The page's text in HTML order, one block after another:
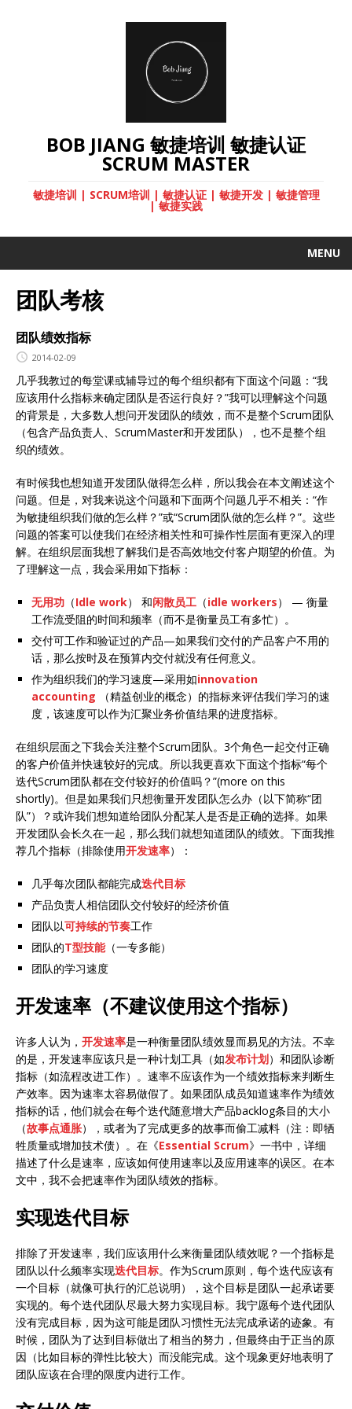
BOB JIANG 敏捷培训 敏捷认证
SCRUM MASTER
敏捷培训 | SCRUM培训 | 敏捷认证 | 敏捷开发 | 敏捷管理
| 敏捷实践
MENU
团队考核
团队绩效指标
2014-02-09
几乎我教过的每堂课或辅导过的每个组织都有下面这个问题：“我
应该用什么指标来确定团队是否运行良好？”我可以理解这个问题
的背景是，大多数人想问开发团队的绩效，而不是整个Scrum团队
（包含产品负责人、ScrumMaster和开发团队），也不是整个组
织的绩效。
有时候我也想知道开发团队做得怎么样，所以我会在本文阐述这个
问题。但是，对我来说这个问题和下面两个问题几乎不相关：“作
为敏捷组织我们做的怎么样？”或“Scrum团队做的怎么样？”。这些
问题的答案可以使我们在经济相关性和可操作性层面有更深入的理
解。在组织层面我想了解我们是否高效地交付客户期望的价值。为
了理解这一点，我会采用如下指标：
无用功 （Idle work） 和闲散员工 （idle workers） — 衡量
工作流受阻的时间和频率（而不是衡量员工有多忙）。
交付可工作和验证过的产品—如果我们交付的产品客户不用的
话，那么按时及在预算内交付就没有任何意义。
作为组织我们的学习速度—采用如innovation
accounting （精益创业的概念）的指标来评估我们学习的速
度，该速度可以作为汇聚业务价值结果的进度指标。
在组织层面之下我会关注整个Scrum团队。3个角色一起交付正确
的客户价值并快速较好的完成。所以我更喜欢下面这个指标“每个
迭代Scrum团队都在交付较好的价值吗？”(more on this
shortly)。但是如果我们只想衡量开发团队怎么办（以下简称“团
队”）？或许我们想知道给团队分配某人是否是正确的选择。如果
开发团队会长久在一起，那么我们就想知道团队的绩效。下面我推
荐几个指标（排除使用开发速率）：
几乎每次团队都能完成迭代目标
产品负责人相信团队交付较好的经济价值
团队以可持续的节奏工作
团队的T型技能（一专多能）
团队的学习速度
开发速率（不建议使用这个指标）
许多人认为， 开发速率是一种衡量团队绩效显而易见的方法。不幸
的是，开发速率应该只是一种计划工具（如发布计划）和团队诊断
指标（如流程改进工作）。速率不应该作为一个绩效指标来判断生
产效率。因为速率太容易做假了。如果团队成员知道速率作为绩效
指标的话，他们就会在每个迭代随意增大产品backlog条目的大小
（故事点通胀），或者为了完成更多的故事而偷工减料（注：即牺
牲质量或增加技术债）。在《Essential Scrum》一书中，详细
描述了什么是速率，应该如何使用速率以及应用速率的误区。在本
文中，我不会把速率作为团队绩效的指标。
实现迭代目标
排除了开发速率，我们应该用什么来衡量团队绩效呢？一个指标是
团队以什么频率实现迭代目标。作为Scrum原则，每个迭代应该有
一个目标（就像可执行的汇总说明），这个目标是团队一起承诺要
实现的。每个迭代团队尽最大努力实现目标。我宁愿每个迭代团队
没有完成目标，因为这可能是团队习惯性无法完成承诺的迹象。有
时候，团队为了达到目标做出了相当的努力，但最终由于正当的原
因（比如目标的弹性比较大）而没能完成。这个现象更好地表明了
团队应该在合理的限度内进行工作。